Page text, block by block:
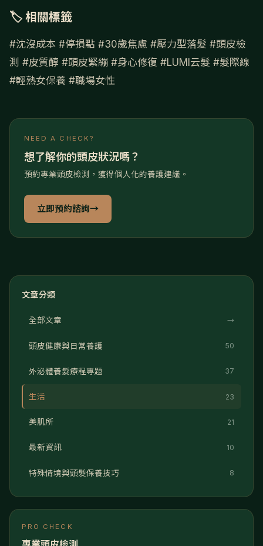
🏷 相關標籤
#沈沒成本 #停損點 #30歲焦慮 #壓力型落髮 #頭皮檢
測 #皮質醇 #頭皮緊繃 #身心修復 #LUMI云髮 #髮際線
#輕熟女保養 #職場女性
NEED A CHECK?
想了解你的頭皮狀況嗎？
預約專業頭皮檢測，獲得個人化的養護建議。
立即預約諮詢→
文章分類
全部文章 →
頭皮健康與日常養護 50
外泌體養髮療程專題 37
生活 23
美肌所 21
最新資訊 10
特殊情境與頭髮保養技巧 8
PRO CHECK